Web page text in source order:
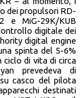
dei propulsori RD-
e MiG-29K/KUB
digitale dei
digital engine
spinta del 5-6%
di vita di circa
prevedeva di
casco del pilota
destinati